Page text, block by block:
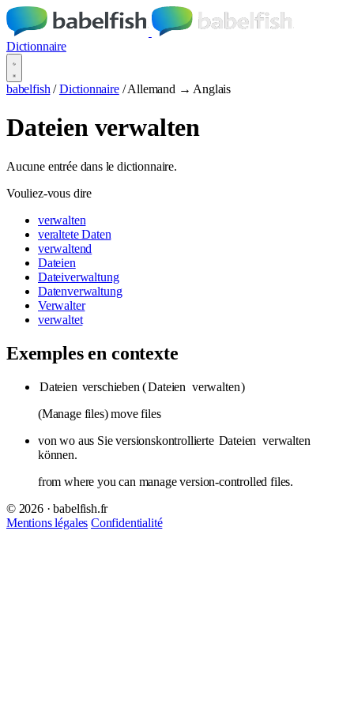
Dictionnaire
babelfish / Dictionnaire / Allemand → Anglais
Dateien verwalten
Aucune entrée dans le dictionnaire.
Vouliez-vous dire
verwalten
veraltete Daten
verwaltend
Dateien
Dateiverwaltung
Datenverwaltung
Verwalter
verwaltet
Exemples en contexte
Dateien verschieben (Dateien verwalten)
(Manage files) move files
von wo aus Sie versionskontrollierte Dateien verwalten
können.
from where you can manage version-controlled files.
© 2026 · babelfish.fr
Mentions légales Confidentialité